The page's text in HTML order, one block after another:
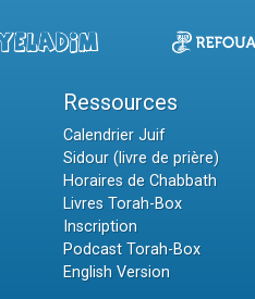
Ressources
Calendrier Juif
Sidour (livre de prière)
Horaires de Chabbath
Livres Torah-Box
Inscription
Podcast Torah-Box
English Version